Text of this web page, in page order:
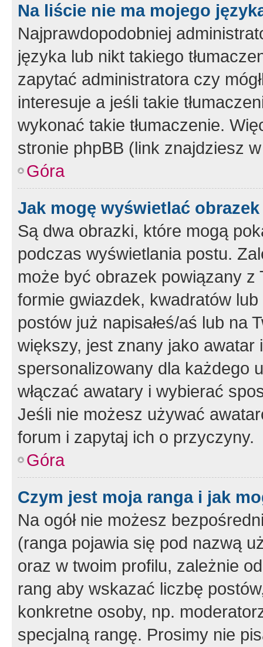
Na liście nie ma mojego
Najprawdopodobniej
języka lub nikt takiego
zapytać administratora czy
interesuje a jeśli takie
wykonać takie tłumaczenie.
stronie phpBB (link znajdziesz
Góra
Jak mogę wyświetlać
Są dwa obrazki, które mogą
podczas wyświetlania postu.
może być obrazek powiązany z
formie gwiazdek, kwadratów
postów już napisałeś/aś lub na
większy, jest znany jako
spersonalizowany dla każdego
włączać awatary i wybierać
Jeśli nie możesz używać
forum i zapytaj ich o przyczyny.
Góra
Czym jest moja ranga i jak
Na ogół nie możesz
(ranga pojawia się pod nazwą
oraz w twoim profilu, zależnie
rang aby wskazać liczbę
konkretne osoby, np.
specjalną rangę. Prosimy nie